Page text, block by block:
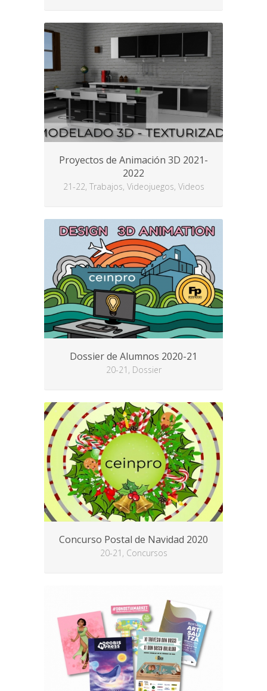
Proyectos de Animación 3D 2021-
2022
21-22, Trabajos, Videojuegos, Videos
Dossier de Alumnos 2020-21
20-21, Dossier
Concurso Postal de Navidad 2020
20-21, Concursos